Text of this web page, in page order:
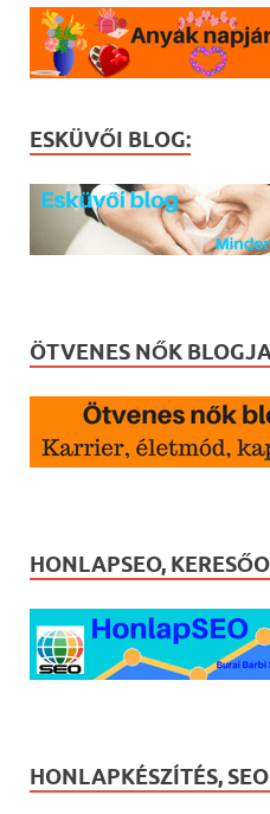
ESKÜVŐI BLOG:
ÖTVENES NŐK
HONLAPSEO,
HONLAPKÉSZÍTÉS,